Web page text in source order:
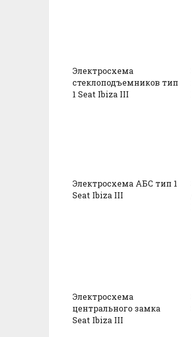
Электросхема
стеклоподъемников тип
1 Seat Ibiza III
Электросхема АБС тип 1
Seat Ibiza III
Электросхема
центрального замка
Seat Ibiza III